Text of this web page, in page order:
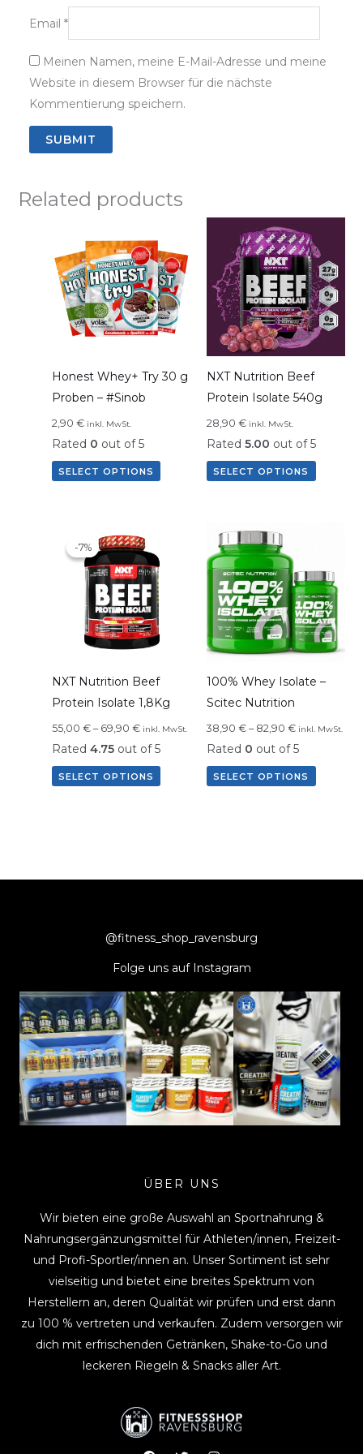
Email *
Meinen Namen, meine E-Mail-Adresse und meine
Website in diesem Browser für die nächste
Kommentierung speichern.
Related products
Honest Whey+ Try 30 g
Proben – #Sinob
2,90 € inkl. MwSt.
Rated 0 out of 5
SELECT OPTIONS
NXT Nutrition Beef
Protein Isolate 540g
28,90 € inkl. MwSt.
Rated 5.00 out of 5
SELECT OPTIONS
-7%
-7%
NXT Nutrition Beef
Protein Isolate 1,8Kg
55,00 €– 69,90 € inkl. MwSt.
Rated 4.75out of 5
SELECT OPTIONS
100% Whey Isolate –
Scitec Nutrition
38,90 € – 82,90 € inkl. MwSt.
Rated 0 out of 5
SELECT OPTIONS
@fitness_shop_ravensburg
Folge uns auf Instagram
ÜBER UNS
Wir bieten eine große Auswahl an Sportnahrung &
Nahrungsergänzungsmittel für Athleten/innen, Freizeit-
und Profi-Sportler/innen an. Unser Sortiment ist sehr
vielseitig und bietet eine breites Spektrum von
Herstellern an, deren Qualität wir prüfen und erst dann
zu 100 % vertreten und verkaufen. Zudem versorgen wir
dich mit erfrischenden Getränken, Shake-to-Go und
leckeren Riegeln & Snacks aller Art.